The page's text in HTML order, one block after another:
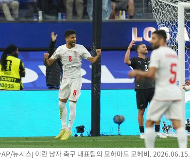
명 늘어…누적 환자 3000명 돌파
㎜ 물폭탄…도로 잠기고 담벼락 붕괴
종산삼 9뿌리 발견…감정가 1.3억원
섰다 실종 60대, 닷새 만에 숨진 채 발견
아시안게임서 '홈팀' 일본과 한일전
모터보트 전복…1명 사망·1명 실종
지만…'낮 최고 35도' 무더위, 열대야 계속[다음주
·성접대 논란 사과…쇄신의 기회로 삼겠다"
접대 논란' 축구협회 "실망과 걱정 안겨드려 죄송"
지속…강원동해안 최대 150㎜ 비
상승 마감…S&P 0.6% 나스닥 1.3%↑
뉴시스] 이란 남자 축구 대표팀의 모하마드 모헤비. 2026.06.15.